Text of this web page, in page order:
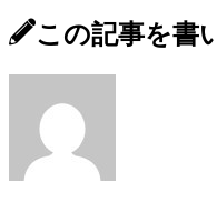
この記事を書